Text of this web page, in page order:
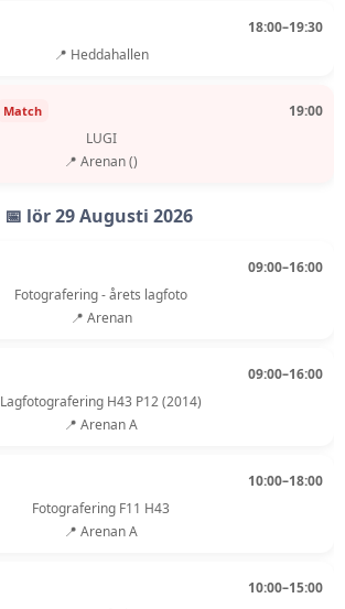
18:00–19:30
📍 Heddahallen
Match
19:00
LUGI
📍 Arenan ()
📅 lör 29 Augusti 2026
09:00–16:00
Fotografering - årets lagfoto
📍 Arenan
09:00–16:00
Lagfotografering H43 P12 (2014)
📍 Arenan A
10:00–18:00
Fotografering F11 H43
📍 Arenan A
10:00–15:00